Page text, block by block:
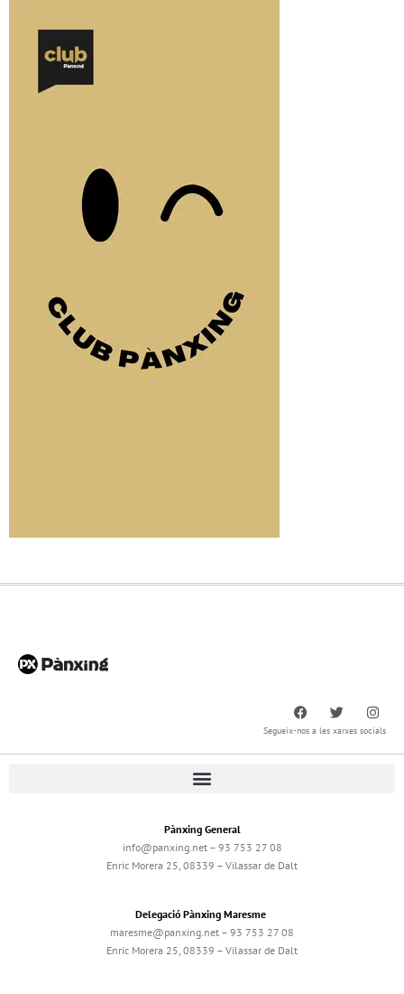
Segueix-nos a les xarxes socials
Pànxing General
info@panxing.net – 93 753 27 08
Enric Morera 25, 08339 – Vilassar de Dalt
Delegació Pànxing Maresme
maresme@panxing.net – 93 753 27 08
Enric Morera 25, 08339 – Vilassar de Dalt